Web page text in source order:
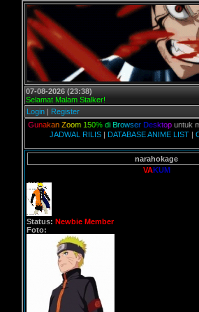
07-08-2026 (23:38)
Selamat Malam Stalker!
Login | Register
kan Zoom 150% di Bro ws er Deskt opuntuk
JADWAL RILIS | DATABASE ANIME LIST |
narahokage
VAKUM
Status: Newbie Member
Foto: